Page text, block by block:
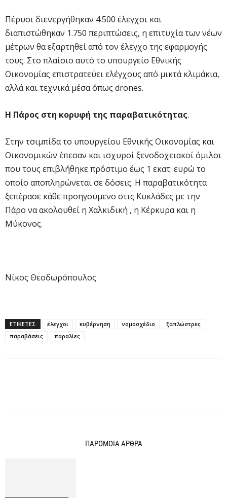
Πέρυσι διενεργήθηκαν 4.500 έλεγχοι και
διαπιστώθηκαν 1.750 περιπτώσεις, η επιτυχία των νέων
μέτρων θα εξαρτηθεί από τον έλεγχο της εφαρμογής
τους. Στο πλαίσιο αυτό το υπουργείο Εθνικής
Οικονομίας επιστρατεύει ελέγχους από μικτά κλιμάκια,
αλλά και τεχνικά μέσα όπως drones.
Η Πάρος στη κορυφή της παραβατικότητας.
Στην τσιμπίδα το υπουργείου Εθνικής Οικονομίας και
Οικονομικών έπεσαν και ισχυροί ξενοδοχειακοί όμιλοι
που τους επιβλήθηκε πρόστιμο έως 1 εκατ. ευρώ το
οποίο αποπληρώνεται σε δόσεις. Η παραβατικότητα
ξεπέρασε κάθε προηγούμενο στις Κυκλάδες με την
Πάρο να ακολουθεί η Χαλκιδική , η Κέρκυρα και η
Μύκονος.
Νίκος Θεοδωρόπουλος
ΕΤΙΚΕΤΕΣ έλεγχοι κυβέρνηση νομοσχέδιο
ξαπλώστρες
παραβάσεις
παραλίες
ΠΑΡΟΜΟΙΑ ΑΡΘΡΑ